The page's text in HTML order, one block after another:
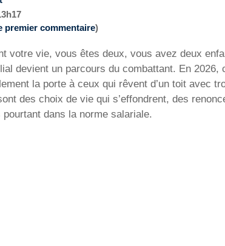
premier commentaire)
votre vie, vous êtes deux, vous avez deux
devient un parcours du combattant. En 2026,
la porte à ceux qui rêvent d’un toit avec
des choix de vie qui s’effondrent, des
dans la norme salariale.